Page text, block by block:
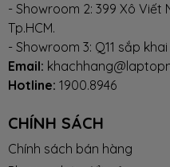
với mức giá phù hợp.
CHÍNH SÁCH BÁN
CAM KẾT TIÊU CHUẨN
✦ Hàng chính hãng, Mới
- Showroom 2: 399 Xô Viết
Tp.HCM.
- Showroom 3: Q11 sắp
Email:
Hotline: 1900.8946
CHÍNH SÁCH
Chính sách bán hàng